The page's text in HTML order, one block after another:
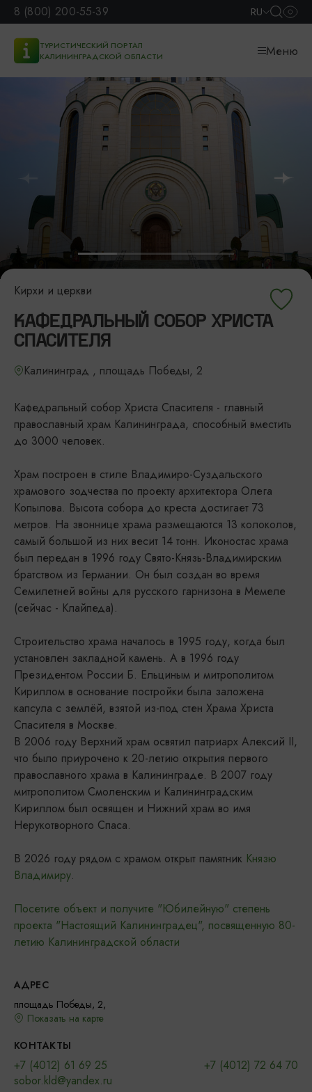
8 (800) 200-55-39 RU
ТУРИСТИЧЕСКИЙ ПОРТАЛ
КАЛИНИНГРАДСКОЙ ОБЛАСТИ
Меню
Кирхи и церкви
КАФЕДРАЛЬНЫЙ СОБОР ХРИСТА
СПАСИТЕЛЯ
Калининград , площадь Победы, 2
Кафедральный собор Христа Спасителя - главный
православный храм Калининграда, способный вместить
до 3000 человек.
Храм построен в стиле Владимиро-Суздальского
храмового зодчества по проекту архитектора Олега
Копылова. Высота собора до креста достигает 73
метров. На звоннице храма размещаются 13 колоколов,
самый большой из них весит 14 тонн. Иконостас храма
был передан в 1996 году Свято-Князь-Владимирским
братством из Германии. Он был создан во время
Семилетней войны для русского гарнизона в Мемеле
(сейчас - Клайпеда).
Строительство храма началось в 1995 году, когда был
установлен закладной камень. А в 1996 году
Президентом России Б. Ельциным и митрополитом
Кириллом в основание постройки была заложена
капсула с землёй, взятой из-под стен Храма Христа
Спасителя в Москве.
В 2006 году Верхний храм освятил патриарх Алексий II,
что было приурочено к 20-летию открытия первого
православного храма в Калининграде. В 2007 году
митрополитом Смоленским и Калининградским
Кириллом был освящен и Нижний храм во имя
Нерукотворного Спаса.
В 2026 году рядом с храмом открыт памятник Князю
Владимиру.
Посетите объект и получите "Юбилейную" степень
проекта "Настоящий Калининградец", посвященную 80-
летию Калининградской области
АДРЕС
площадь Победы, 2,
Показать на карте
КОНТАКТЫ
+7 (4012) 61 69 25
+7 (4012) 72 64 70
sobor.kld@yandex.ru